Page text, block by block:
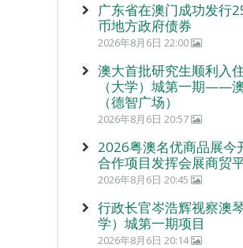
广东省在澳门成功发行
币地方政府债券
2026年8月6日 22:00
澳大首批研究生顺利入
（大学）城第一期——
（德智广场）
2026年8月6日 20:57
2026粤澳名优商品展今
合作项目发挥会展商贸
2026年8月6日 20:45
行政长官岑浩辉视察澳
学）城第一期项目
2026年8月6日 20:14